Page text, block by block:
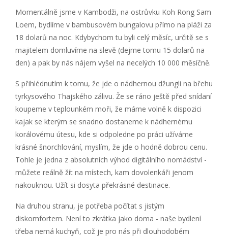
Momentálně jsme v Kambodži, na ostrůvku Koh Rong Sam
Loem, bydlíme v bambusovém bungalovu přímo na pláži za
18 dolarů na noc. Kdybychom tu byli celý měsíc, určitě se s
majitelem domluvíme na slevě (dejme tomu 15 dolarů na
den) a pak by nás nájem vyšel na necelých 10 000 měsíčně.
S přihlédnutím k tomu, že jde o nádhernou džungli na břehu
tyrkysového Thajského zálivu. Že se ráno ještě před snídaní
koupeme v teplounkém moři, že máme volně k dispozici
kajak se kterým se snadno dostaneme k nádhernému
korálovému útesu, kde si odpoledne po práci užíváme
krásné šnorchlování, myslím, že jde o hodně dobrou cenu.
Tohle je jedna z absolutních výhod digitálního nomádství -
můžete reálně žít na místech, kam dovolenkáři jenom
nakouknou. Užít si dosyta překrásné destinace.
Na druhou stranu, je potřeba počítat s jistým
diskomfortem. Není to zkrátka jako doma - naše bydlení
třeba nemá kuchyň, což je pro nás při dlouhodobém